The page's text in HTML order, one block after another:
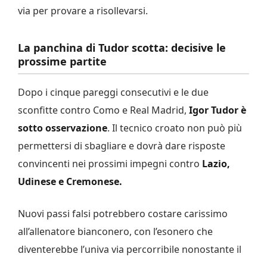
via per provare a risollevarsi.
La panchina di Tudor scotta: decisive le
prossime partite
Dopo i cinque pareggi consecutivi e le due
sconfitte contro Como e Real Madrid, Igor Tudor è
sotto osservazione. Il tecnico croato non può più
permettersi di sbagliare e dovrà dare risposte
convincenti nei prossimi impegni contro Lazio,
Udinese e Cremonese.
Nuovi passi falsi potrebbero costare carissimo
all’allenatore bianconero, con l’esonero che
diventerebbe l’univa via percorribile nonostante il